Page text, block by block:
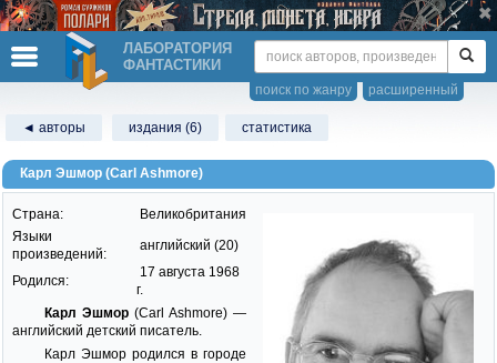
ЛАБОРАТОРИЯ
ФАНТАСТИКИ
расширенный
поиск по жанру
◄ авторы издания (6) статистика
Карл Эшмор (Carl Ashmore)
Страна:
Великобритания
Языки
произведений:
английский (20)
Родился:
17 августа 1968
г.
Карл Эшмор(Carl Ashmore) —
английский детский писатель.
Карл Эшмор родился в городе